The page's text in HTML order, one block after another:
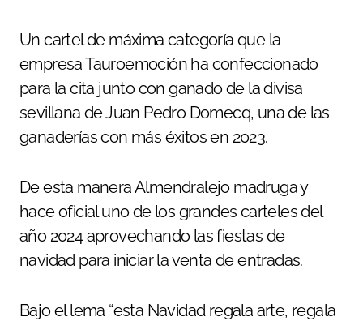
Un cartel de máxima categoría que la
empresa Tauroemoción ha confeccionado
para la cita junto con ganado de la divisa
sevillana de Juan Pedro Domecq, una de las
ganaderías con más éxitos en 2023.
De esta manera Almendralejo madruga y
hace oficial uno de los grandes carteles del
año 2024 aprovechando las fiestas de
navidad para iniciar la venta de entradas.
Bajo el lema “esta Navidad regala arte, regala